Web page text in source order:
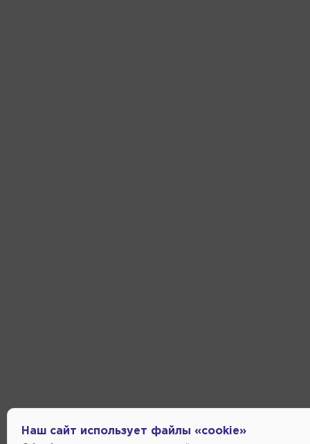
Наш сайт использует файлы «cookie»